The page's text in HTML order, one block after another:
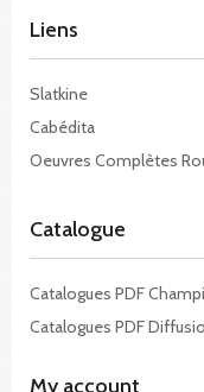
Liens
Slatkine
Cabédita
Oeuvres Complètes
Catalogue
Catalogues PDF
Catalogues PDF
My account